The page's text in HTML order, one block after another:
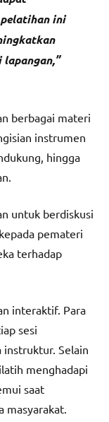
ini
berbagai materi
instrumen
hingga
untuk berdiskusi
pemateri
terhadap
interaktif. Para
sesi
instruktur. Selain
menghadapi
saat
masyarakat.